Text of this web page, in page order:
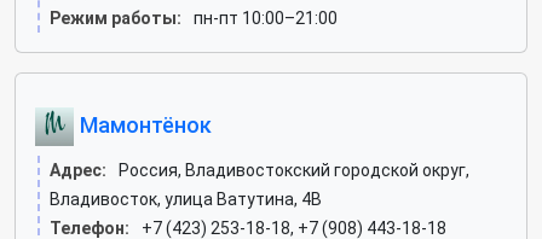
Режим работы:
пн-пт 10:00–21:00
Мамонтёнок
Адрес:
Россия, Владивостокский городской округ,
Владивосток, улица Ватутина, 4В
Телефон:
+7 (423) 253-18-18, +7 (908) 443-18-18